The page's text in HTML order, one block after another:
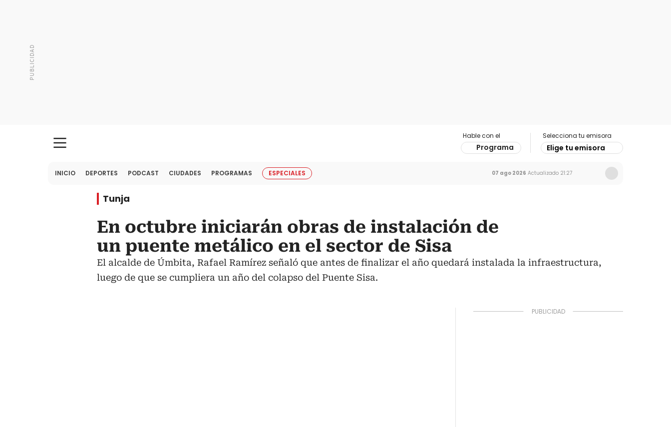
Hable con el
Programa
Selecciona tu emisora
Elige tu emisora
INICIO DEPORTES PODCAST CIUDADES PROGRAMAS ESPECIALES 07 ago 2026 Actualizado 21:27
Tunja
En octubre iniciarán obras de instalación de
un puente metálico en el sector de Sisa
El alcalde de Úmbita, Rafael Ramírez señaló que antes de finalizar el año quedará instalada la infraestructura,
luego de que se cumpliera un año del colapso del Puente Sisa.